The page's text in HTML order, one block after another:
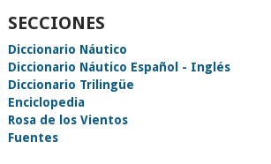
SECCIONES
Diccionario Náutico
Diccionario Náutico Español - Inglés
Diccionario Trilingüe
Enciclopedia
Rosa de los Vientos
Fuentes